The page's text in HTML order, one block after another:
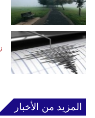
المزيد من الأخبار